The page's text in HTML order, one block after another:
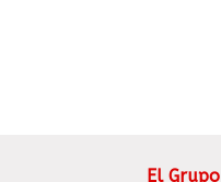
El Grupo